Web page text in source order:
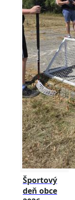
Športový
deň obce